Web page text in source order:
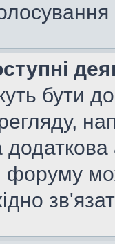
бути
форуму